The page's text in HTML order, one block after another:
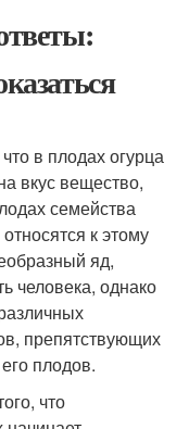
в плодах огурца
вкус вещество,
семейства
к этому
яд,
человека, однако
препятствующих
плодов.
что